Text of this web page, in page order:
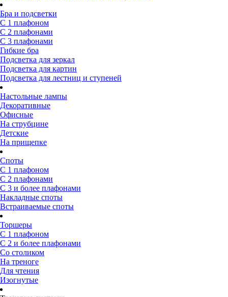
Бра и подсветки
С 1 плафоном
С 2 плафонами
С 3 плафонами
Гибкие бра
Подсветка для зеркал
Подсветка для картин
Подсветка для лестниц и ступеней
Настольные лампы
Декоративные
Офисные
На струбцине
Детские
На прищепке
Споты
С 1 плафоном
С 2 плафонами
С 3 и более плафонами
Накладные споты
Встраиваемые споты
Торшеры
С 1 плафоном
С 2 и более плафонами
Со столиком
На треноге
Для чтения
Изогнутые